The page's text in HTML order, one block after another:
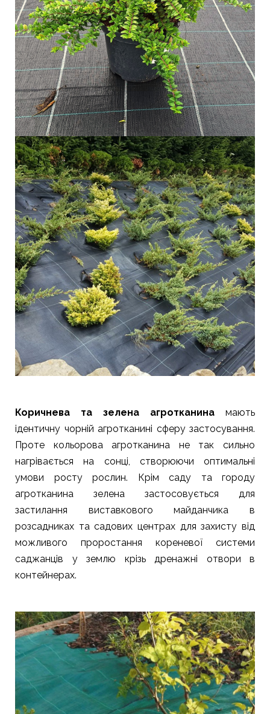
Коричнева та зелена агротканина мають
ідентичну чорній агротканині сферу застосування.
Проте кольорова агротканина не так сильно
нагрівається на сонці, створюючи оптимальні
умови росту рослин. Крім саду та городу
агротканина зелена застосовується для
застилання виставкового майданчика в
розсадниках та садових центрах для захисту від
можливого проростання кореневої системи
саджанців у землю крізь дренажні отвори в
контейнерах.